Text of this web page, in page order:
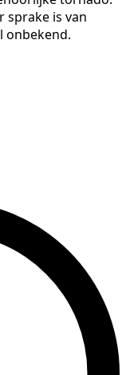
sprake is van
onbekend.